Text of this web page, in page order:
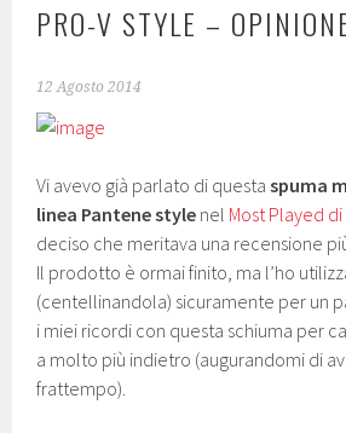
PRO-V STYLE –
12 Agosto 2014
Vi avevo già parlato di questaspuma
linea Pantene style nel Most Played
deciso che meritava una recensione
Il prodotto è ormai finito, ma l’ho
(centellinandola) sicuramente per un
i miei ricordi con questa schiuma per
a molto più indietro (augurandomi di
frattempo).